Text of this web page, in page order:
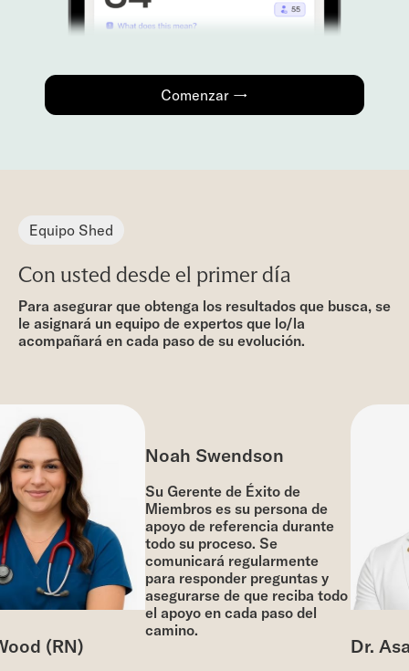
Comenzar →
Equipo Shed
Con usted desde el primer día
Para asegurar que obtenga los resultados que busca, se
le asignará un equipo de expertos que lo/la
acompañará en cada paso de su evolución.
(RN)
Noah Swendson
Su Gerente de Éxito de
Miembros es su persona de
apoyo de referencia durante
todo su proceso. Se
comunicará regularmente
para responder preguntas y
asegurarse de que reciba todo
el apoyo en cada paso del
camino.
Dr.